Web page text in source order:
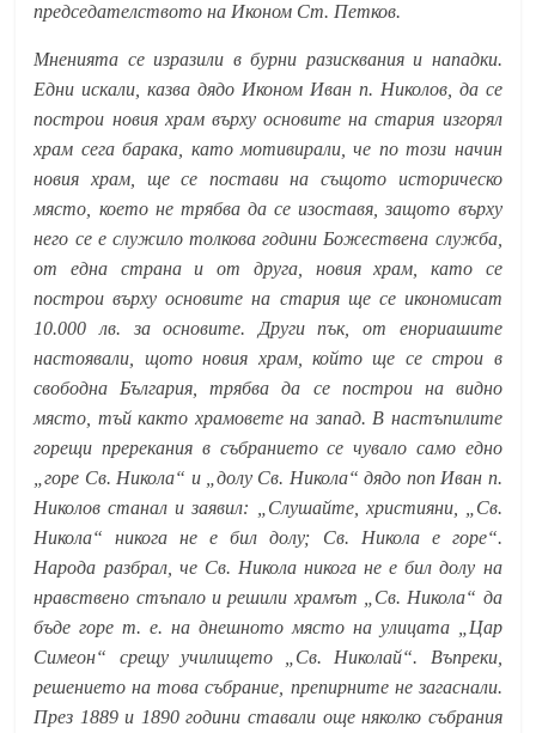
председателството на Иконом Ст. Петков.
Мненията се изразили в бурни разисквания и нападки.
Едни искали, казва дядо Иконом Иван п. Николов, да се
построи новия храм върху основите на стария изгорял
храм сега барака, като мотивирали, че по този начин
новия храм, ще се постави на същото историческо
място, което не трябва да се изоставя, защото върху
него се е служило толкова години Божествена служба,
от една страна и от друга, новия храм, като се
построи върху основите на стария ще се икономисат
10.000 лв. за основите. Други пък, от енориашите
настоявали, щото новия храм, който ще се строи в
свободна България, трябва да се построи на видно
място, тъй както храмовете на запад. В настъпилите
горещи пререкания в събранието се чувало само едно
„горе Св. Никола“ и „долу Св. Никола“ дядо поп Иван п.
Николов станал и заявил: „Слушайте, християни, „Св.
Никола“ никога не е бил долу; Св. Никола е горе“.
Народа разбрал, че Св. Никола никога не е бил долу на
нравствено стъпало и решили храмът „Св. Никола“ да
бъде горе т. е. на днешното място на улицата „Цар
Симеон“ срещу училището „Св. Николай“. Въпреки,
решението на това събрание, препирните не загаснали.
През 1889 и 1890 години ставали още няколко събрания